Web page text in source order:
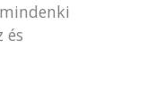
és